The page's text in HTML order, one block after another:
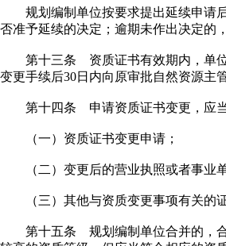
规划编制单位按要求提出延续申请后
否准予延续的决定；逾期未作出决定的
第十三条 资质证书有效期内，单位
变更手续后30日内向原审批自然资源主
第十四条 申请资质证书变更，应当
（一）资质证书变更申请；
（二）变更后的营业执照或者事业单
（三）其他与资质变更事项有关的证
第十五条 规划编制单位合并的，合